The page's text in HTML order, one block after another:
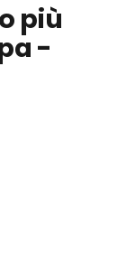
più
-